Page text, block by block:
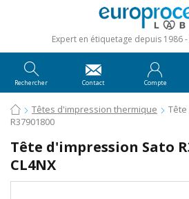
Expert en étiquetage depuis 1986
Rechercher Contact Compte
Têtes d'impression thermique
R37901800
Tête d'impression Sato
CL4NX